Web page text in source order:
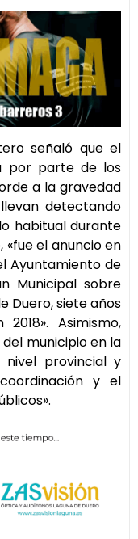
señaló que el
por parte de los
a la gravedad
detectando
habitual durante
«fue el anuncio en
Ayuntamiento de
Municipal sobre
Duero, siete años
Asimismo,
municipio en la
provincial y
y el